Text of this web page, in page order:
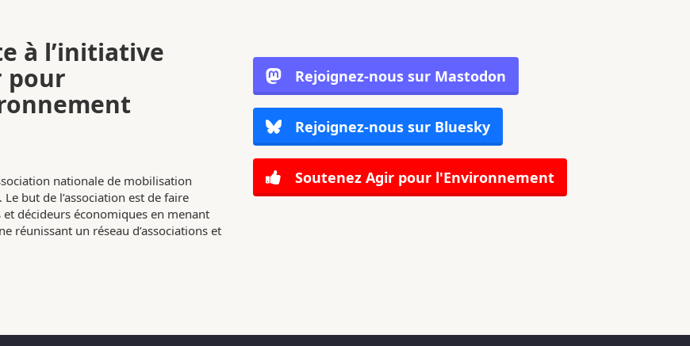
à l’initiative
pour
nationale de mobilisation
but de l’association est de faire
décideurs économiques en menant
réunissant un réseau d’associations et
Rejoignez-nous sur Mastodon
Rejoignez-nous sur Bluesky
Soutenez Agir pour l'Environnement